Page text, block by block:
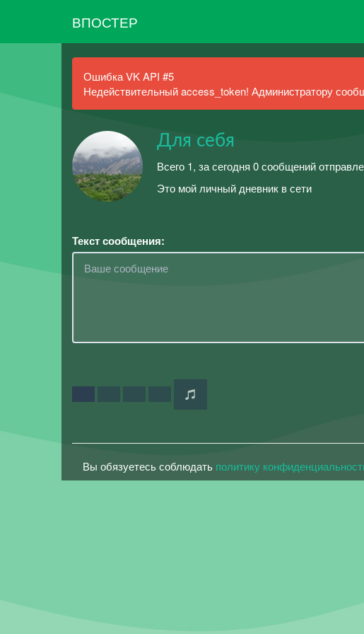
ВПОСТЕР
Ошибка VK API #5
Недействительный access_token! Администратору
Для себя
Всего 1, за сегодня 0 сообщений
Это мой личный дневник в сети
Текст сообщения:
Вы обязуетесь соблюдать политику